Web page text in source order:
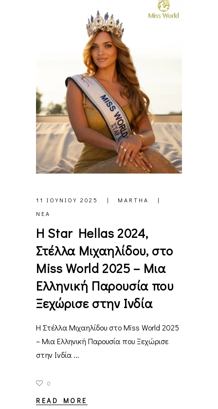
11 ΙΟΥΝΊΟΥ 2025
MARTHA
ΝΈΑ
Η Star Hellas 2024,
Στέλλα Μιχαηλίδου, στο
Miss World 2025 – Μια
Ελληνική Παρουσία που
Ξεχώρισε στην Ινδία
Η Στέλλα Μιχαηλίδου στο Miss World 2025
– Μια Ελληνική Παρουσία που Ξεχώρισε
στην Ινδία
0
READ MORE